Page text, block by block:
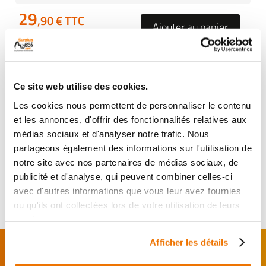
Ce site web utilise des cookies.
Les cookies nous permettent de personnaliser le contenu
et les annonces, d'offrir des fonctionnalités relatives aux
médias sociaux et d'analyser notre trafic. Nous
partageons également des informations sur l'utilisation de
notre site avec nos partenaires de médias sociaux, de
publicité et d'analyse, qui peuvent combiner celles-ci
avec d'autres informations que vous leur avez fournies
ou qu'ils ont collectées lors de votre utilisation de leurs
Afficher les détails
29,90 € TTC
en stock
Ajouter au panier
+ de photos
RÉF :10883
KAWASAKI Z 750 750
1980 - 1980
Informations sur le véhicule
29,90 € TTC
en stock
Ajouter au panier
FAITES MONTER VOTRE PIÈCE !